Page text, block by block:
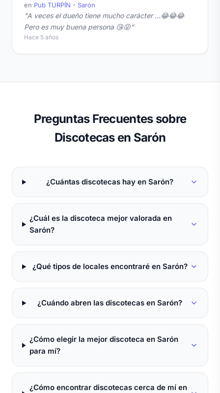
en Pub TURPÍN - Sarón
"A veces el dueño tiene mucho carácter ...😂😂😂
Pero es muy buena persona 😘😝"
Hace 5 años
Preguntas Frecuentes sobre
Discotecas en Sarón
¿Cuántas discotecas hay en Sarón?
¿Cuál es la discoteca mejor valorada en
Sarón?
¿Qué tipos de locales encontraré en Sarón?
¿Cuándo abren las discotecas en Sarón?
¿Cómo elegir la mejor discoteca en Sarón
para mí?
¿Cómo encontrar discotecas cerca de mí en